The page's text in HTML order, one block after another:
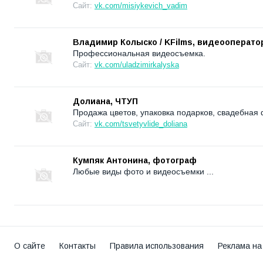
Сайт: vk.com/misiykevich_vadim
Владимир Колыско / KFilms,
Профессиональная видеосъемка.
Сайт: vk.com/uladzimirkalyska
Долиана, ЧТУП
Продажа цветов, упаковка подарков, свадебная
Сайт: vk.com/tsvetyvlide_doliana
Кумпяк Антонина, фотограф
Любые виды фото и видеосъемки ...
О сайте Контакты Правила использования Реклама